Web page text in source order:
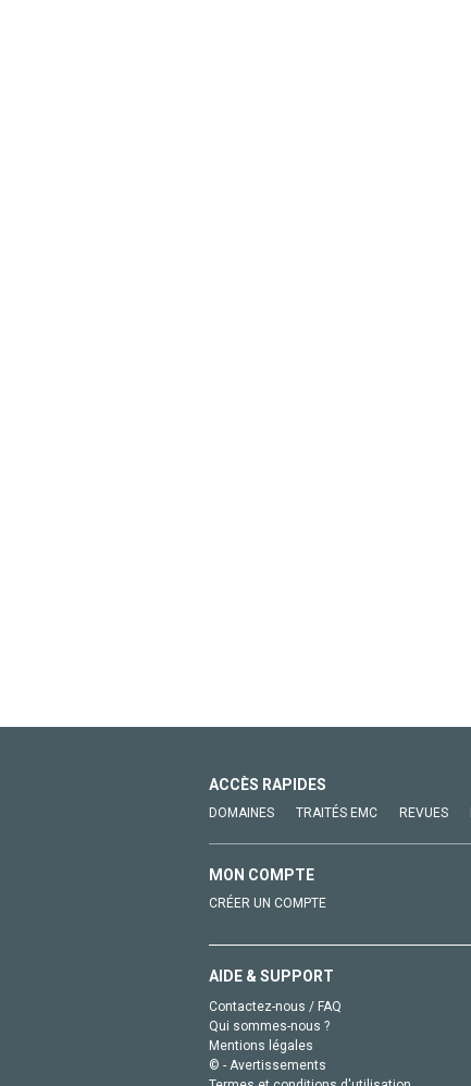
ACCÈS RAPIDES
DOMAINES TRAITÉS EMC REVUES
MON COMPTE
CRÉER UN COMPTE
AIDE & SUPPORT
Contactez-nous / FAQ
Qui sommes-nous ?
Mentions légales
© - Avertissements